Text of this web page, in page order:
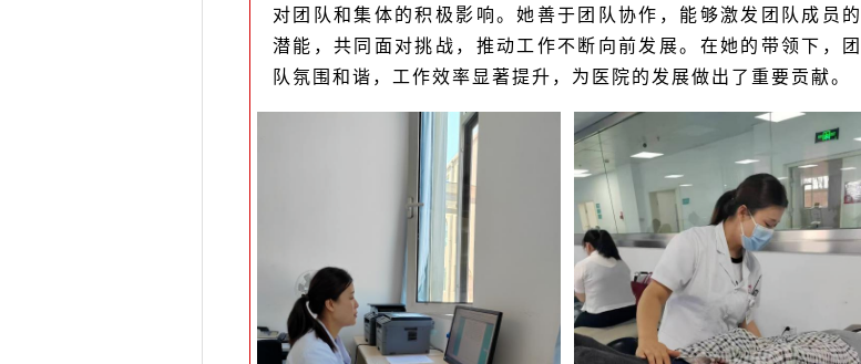
对团队和集体的积极影响。她善于团队协作，能够激发团队成员的
潜能，共同面对挑战，推动工作不断向前发展。在她的带领下，团
队氛围和谐，工作效率显著提升，为医院的发展做出了重要贡献。